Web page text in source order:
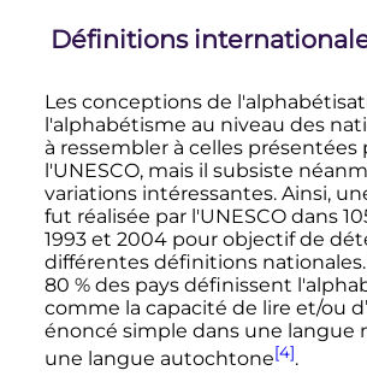
Définitions
Les conceptions de
l'alphabétisme au niveau des
à ressembler à celles présentées
l'UNESCO, mais il subsiste
variations intéressantes. Ainsi,
fut réalisée par l'UNESCO dans
1993 et 2004 pour objectif de
différentes définitions
80 % des pays définissent
comme la capacité de lire et/ou
énoncé simple dans une langue
une langue autochtone[4].